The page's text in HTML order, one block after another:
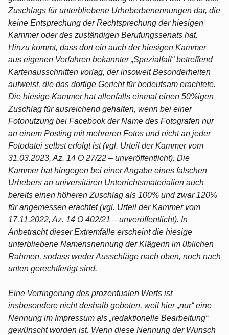
Zuschlags für unterbliebene Urheberbenennungen dar, die
keine Entsprechung der Rechtsprechung der hiesigen
Kammer oder des zuständigen Berufungssenats hat.
Hinzu kommt, dass dort ein auch der hiesigen Kammer
aus eigenen Verfahren bekannter „Spezialfall“ betreffend
Kartenausschnitten vorlag, der insoweit Besonderheiten
aufweist, die das dortige Gericht für bedeutsam erachtete.
Die hiesige Kammer hat allenfalls einmal einen 50%igen
Zuschlag für ausreichend gehalten, wenn bei einer
Fotonutzung bei Facebook der Name des Fotografen nur
an einem Posting mit mehreren Fotos und nicht an jeder
Fotodatei selbst erfolgt ist (vgl. Urteil der Kammer vom
31.03.2023, Az. 14 O 27/22 – unveröffentlicht). Die
Kammer hat hingegen bei einer Angabe eines falschen
Urhebers an universitären Unterrichtsmaterialien auch
bereits einen höheren Zuschlag als 100% und zwar 120%
für angemessen erachtet (vgl. Urteil der Kammer vom
17.11.2022, Az. 14 O 402/21 – unveröffentlicht). In
Anbetracht dieser Extremfälle erscheint die hiesige
unterbliebene Namensnennung der Klägerin im üblichen
Rahmen, sodass weder Ausschläge nach oben, noch nach
unten gerechtfertigt sind.
Eine Verringerung des prozentualen Werts ist
insbesondere nicht deshalb geboten, weil hier „nur“ eine
Nennung im Impressum als „redaktionelle Bearbeitung“
gewünscht worden ist. Wenn diese Nennung der Wunsch